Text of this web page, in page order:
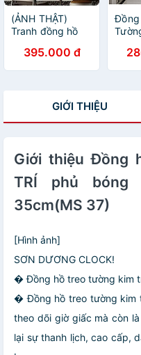
(ẢNH THẬT)
Tranh đồng hồ
tùng tranh phòng
khách quà tặng
395.000 đ
Đồng
-
GIỚI THIỆU
Giới thiệu Đồng
TRÍ phủ bóng
35cm(MS 37)
[Hình ảnh]
SƠN DƯƠNG CLOCK!
� Đồng hồ treo tường kim
� Đồng hồ treo tường kim
theo dõi giờ giấc mà còn
lại sự thanh lịch, cao cấp,